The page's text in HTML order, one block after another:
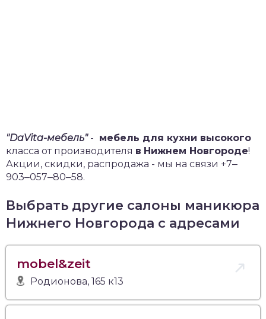
"DaVita-мебель"- мебель для кухни высокого
класса от производителя в Нижнем Новгороде!
Акции, скидки, распродажа - мы на связи +7‒
903‒057‒80‒58.
Выбрать другие салоны маникюра
Нижнего Новгорода с адресами
mobel&zeit
Родионова, 165 к13